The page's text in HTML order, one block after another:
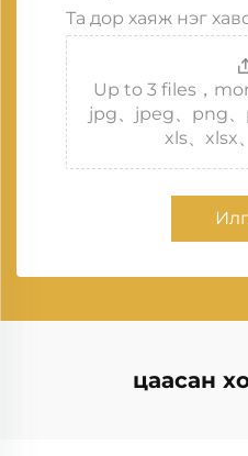
Та дор хаяж нэг
Up to 3 files，
jpg、jpeg、png、
xls、xlsx
цаасан